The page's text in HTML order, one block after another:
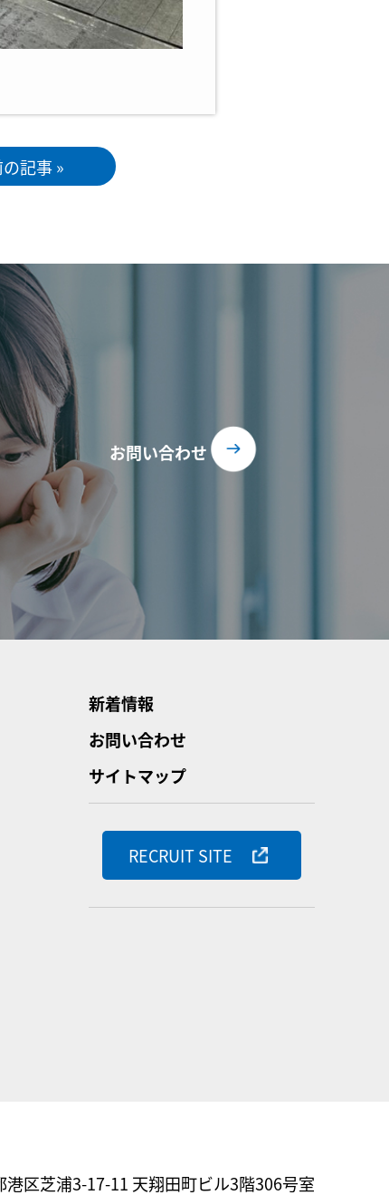
記事 »
お問い合わせ
新着情報
お問い合わせ
サイトマップ
RECRUIT SITE
港区芝浦3-17-11 天翔田町ビル3階306号室